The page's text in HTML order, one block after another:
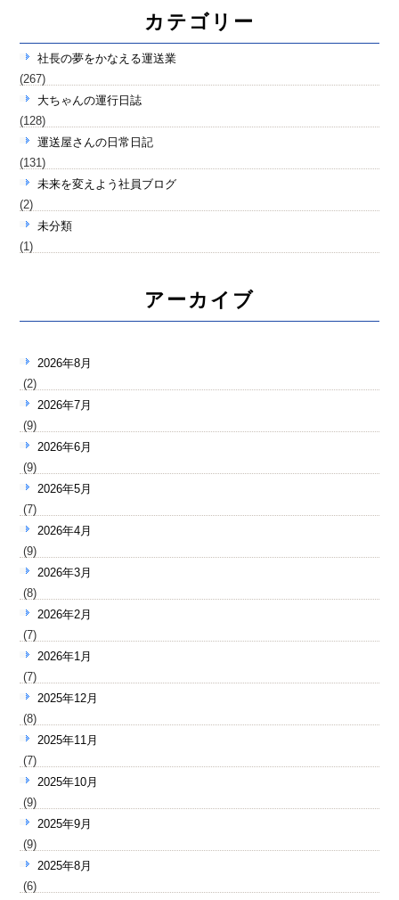
カテゴリー
社長の夢をかなえる運送業
(267)
大ちゃんの運行日誌
(128)
運送屋さんの日常日記
(131)
未来を変えよう社員ブログ
(2)
未分類
(1)
アーカイブ
2026年8月
(2)
2026年7月
(9)
2026年6月
(9)
2026年5月
(7)
2026年4月
(9)
2026年3月
(8)
2026年2月
(7)
2026年1月
(7)
2025年12月
(8)
2025年11月
(7)
2025年10月
(9)
2025年9月
(9)
2025年8月
(6)